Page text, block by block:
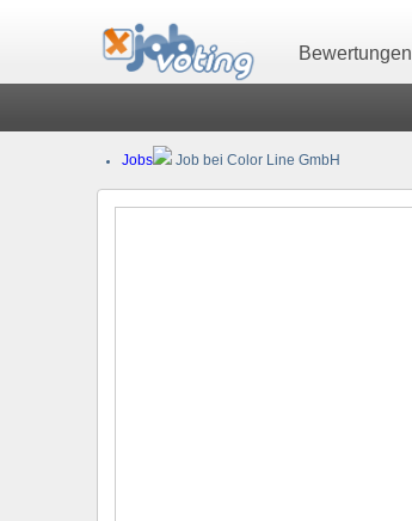
Bewertungen
Jobs Job bei Color Line GmbH